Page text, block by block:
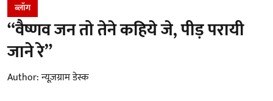
ब्लॉग
“वैष्णव जन तो तेने कहिये जे, पीड़ परायी
जाने रे”
Author:न्यूज़ग्राम डेस्क